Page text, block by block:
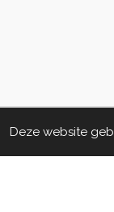
Deze website